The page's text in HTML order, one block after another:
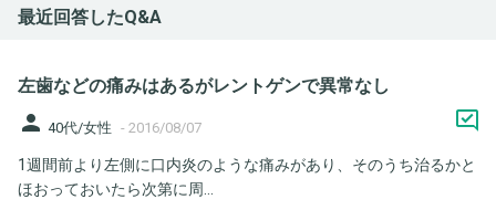
最近回答したQ&A
左歯などの痛みはあるがレントゲンで異常なし
person 40代/女性 - 2016/08/07
1週間前より左側に口内炎のような痛みがあり、そのうち治るかと
ほおっておいたら次第に周...